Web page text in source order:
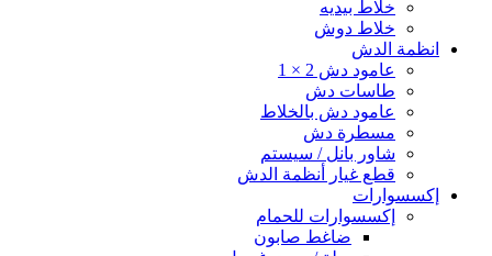
خلاط بيديه
خلاط دوش
انظمة الدش
عامود دش 2 × 1
طاسات دش
عامود دش بالخلاط
مسطرة دش
شاور بانل / سيستم
قطع غيار أنظمة الدش
إكسسوارات
إكسسوارات للحمام
ضاغط صابون